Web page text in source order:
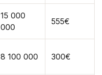
15 000
000
555€
8 100 000 300€